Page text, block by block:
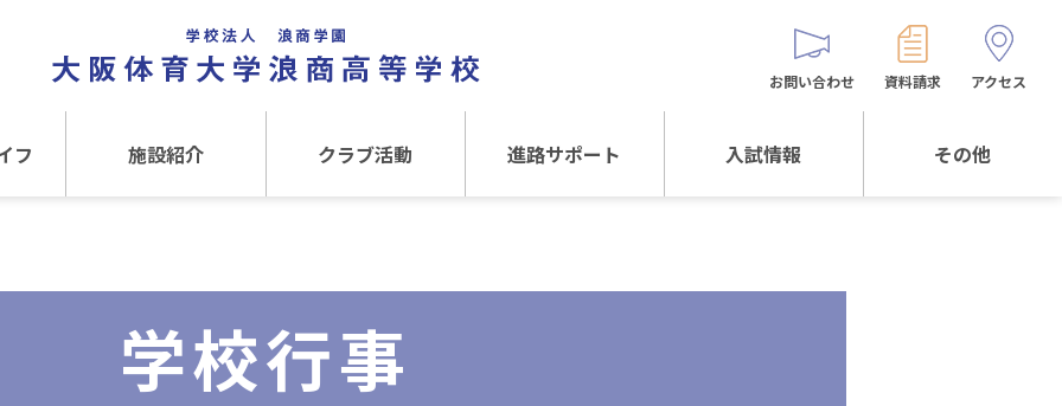
フ 施設紹介 クラブ活動
文化クラブ
進路サポート 入試情報 その他
お問い合わせ 資料請求 アクセス
学校行事